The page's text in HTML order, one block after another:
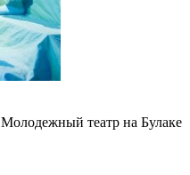
Молодежный театр на Булаке